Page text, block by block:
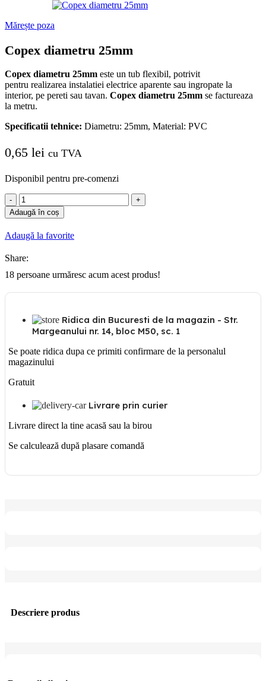
Mărește poza
Copex diametru 25mm
Copex diametru 25mm este un tub flexibil, potrivit
pentru realizarea instalatiei electrice aparente sau ingropate la
interior, pe pereti sau tavan. Copex diametru 25mm se factureaza
la metru.
Specificatii tehnice: Diametru: 25mm, Material: PVC
0,65 lei cu TVA
Disponibil pentru pre-comenzi
Cantitate
Copex
diametru
25mm
Adaugă în coș
Adaugă la favorite
Share:
18 persoane urmăresc acum acest produs!
Ridica din Bucuresti de la magazin - Str.
Margeanului nr. 14, bloc M50, sc. 1
Se poate ridica dupa ce primiti confirmare de la personalul
magazinului
Gratuit
Livrare prin curier
Livrare direct la tine acasă sau la birou
Se calculează după plasare comandă
Descriere produs